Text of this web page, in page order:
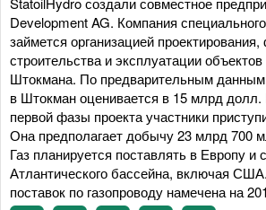
Development AG. Компания
займется организацией
строительства и эксплуатации
Штокмана. По предварительным
в Штокман оценивается в 15 млрд долл.
первой фазы проекта участники
Она предполагает добычу 23 млрд 700
Газ планируется поставлять в Европу и
Атлантического бассейна, включая
поставок по газопроводу намечена на